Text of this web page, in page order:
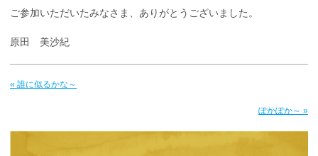
ご参加いただいたみなさま、ありがとうございました。
原田 美沙紀
« 誰に似るかな～
ぽかぽか～ »